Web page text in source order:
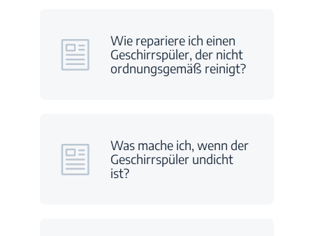
Wie repariere ich einen
Geschirrspüler, der nicht
ordnungsgemäß reinigt?
Was mache ich, wenn der
Geschirrspüler undicht
ist?